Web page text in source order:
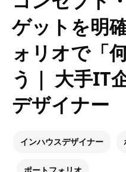
ゲットを明
ォリオで「
う｜ 大手IT
デザイナー
インハウスデザイナー